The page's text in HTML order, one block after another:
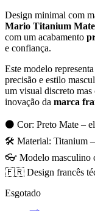
Design minimal com
Mario Titanium
com um acabamento
e confiança.
Este modelo
precisão e estilo
um visual discreto
inovação da marca
⚫ Cor: Preto Mate –
🛠️ Material: Titanium –
👓 Modelo masculino
🇫🇷 Design francês
Esgotado